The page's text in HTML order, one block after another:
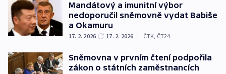
Mandátový a imunitní výbor
nedoporučil sněmovně vydat Babiše
a Okamuru
17. 2. 2026 17. 2. 2026 | ČTK, ČT24
Sněmovna v prvním čtení podpořila
zákon o státních zaměstnancích